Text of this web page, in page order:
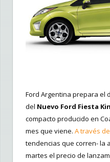
Ford Argentina prepara el
del Nuevo Ford Fiesta
compacto producido en
mes que viene. A través
tendencias que corren- la
martes el precio de